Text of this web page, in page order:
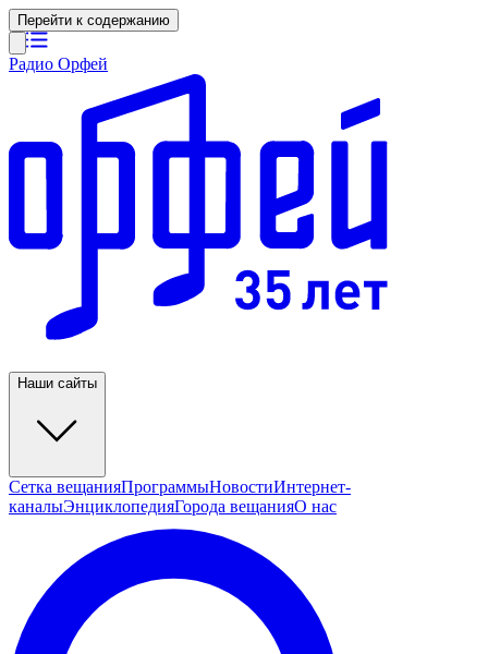
Перейти к содержанию
Радио Орфей
Наши сайты
Сетка вещанияПрограммыНовостиИнтернет-
каналыЭнциклопедияГорода вещанияО нас